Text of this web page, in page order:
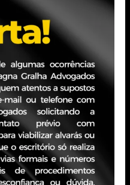
Civil, Direito
Imobiliário.
relações de
e consultoria com